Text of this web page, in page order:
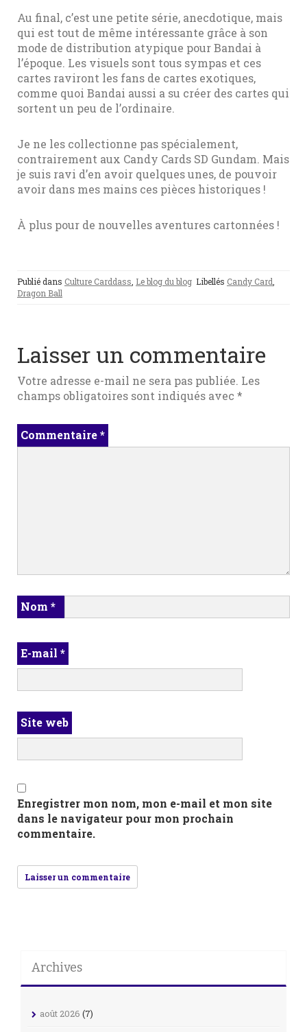
Au final, c’est une petite série, anecdotique, mais
qui est tout de même intéressante grâce à son
mode de distribution atypique pour Bandai à
l’époque. Les visuels sont tous sympas et ces
cartes raviront les fans de cartes exotiques,
comme quoi Bandai aussi a su créer des cartes qui
sortent un peu de l’ordinaire.
Je ne les collectionne pas spécialement,
contrairement aux Candy Cards SD Gundam. Mais
je suis ravi d’en avoir quelques unes, de pouvoir
avoir dans mes mains ces pièces historiques !
À plus pour de nouvelles aventures cartonnées !
Publié dans Culture Carddass Le blog du blog Libellés Candy Card
Dragon Ball
Laisser un commentaire
Votre adresse e-mail ne sera pas publiée. Les
champs obligatoires sont indiqués avec *
Commentaire*
Nom *
E-mail *
Site web
Enregistrer mon nom, mon e-mail et mon site
dans le navigateur pour mon prochain
commentaire.
Archives
août 2026 (7)